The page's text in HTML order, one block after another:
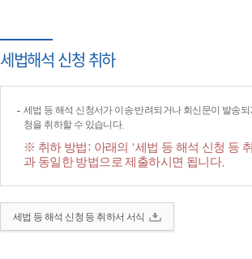
세법해석 신청 취하
세법 등 해석 신청서가 이송·반려되거나 회신문이 발송
청을 취하할 수 있습니다.
※ 취하 방법: 아래의 '세법 등 해석 신청 등
과 동일한 방법으로 제출하시면 됩니다.
세법 등 해석 신청 등 취하서 서식